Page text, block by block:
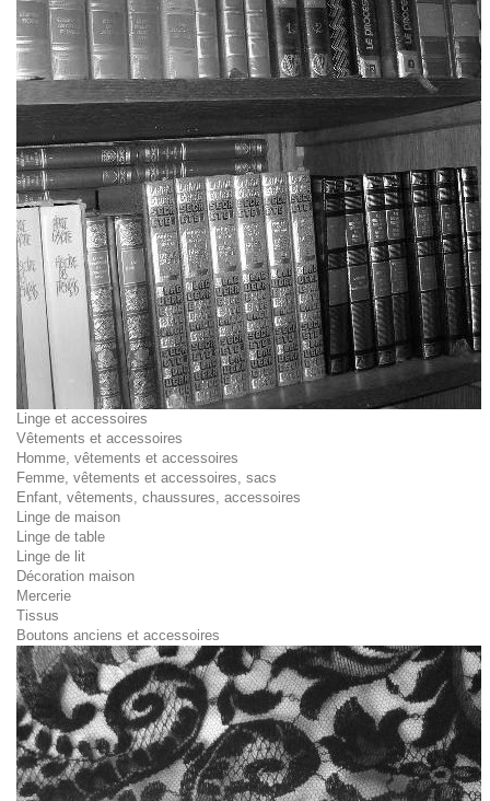
Linge et accessoires
Vêtements et accessoires
Homme, vêtements et accessoires
Femme, vêtements et accessoires, sacs
Enfant, vêtements, chaussures, accessoires
Linge de maison
Linge de table
Linge de lit
Décoration maison
Mercerie
Tissus
Boutons anciens et accessoires